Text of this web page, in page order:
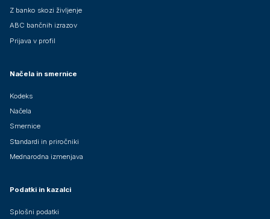
Z banko skozi življenje
ABC bančnih izrazov
Prijava v profil
Načela in smernice
Kodeks
Načela
Smernice
Standardi in priročniki
Mednarodna izmenjava
Podatki in kazalci
Splošni podatki